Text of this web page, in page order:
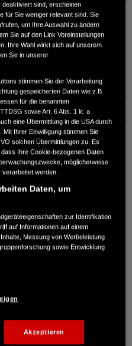
4
113 kW / 154 PS
0 cm³
12.2021
Kleinwagen
sind, erscheinen
für Sie weniger relevant sind. Sie
um Ihre Auswahl zu ändern
Sie auf den Link Voreinstellungen
Ihre Wahl wirkt sich auf unsere/n
Sie in unserer
stimmen Sie der Verarbeitung
gespeicherten Daten wie z.B.
für die benannten
sowie Art. 6 Abs. 1 lit. a
eine Übermittlung in die USA durch
Ihrer Einwilligung stimmen Sie
solchen Übermittlungen zu. Es
Ihre Cookie-bezogenen Daten
möglicherweise
verarbeitet werden.
Daten, um
zur Identifikation
auf Informationen auf einem
Messung von Werbeleistung
sowie Entwicklung
Akzeptieren